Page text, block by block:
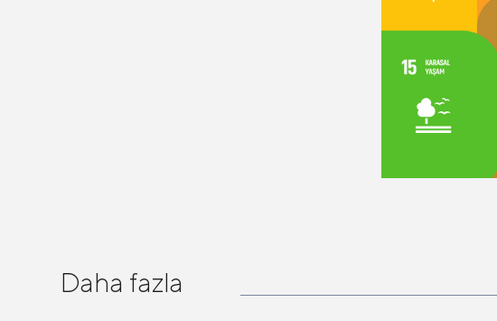
Daha fazla